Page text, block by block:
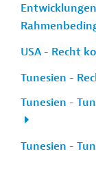
USA - Recht
Tunesien -
Tunesien -
Tunesien -